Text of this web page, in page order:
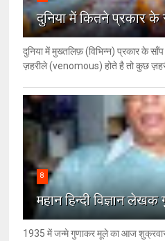
दुनिया में कितने प्रकार के
दुनिया में मुख्तलिफ़ (विभिन्न) प्रकार के
ज़हरीले (venomous) होते है तो कुछ
8
महान हिन्दी विज्ञान
1935 में जन्मे गुणाकर मूले का आज